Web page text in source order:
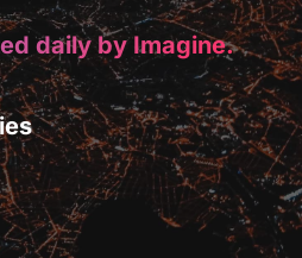
daily by Imagine.